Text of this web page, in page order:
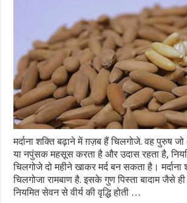
मर्दाना शक्ति बढ़ाने में ग़ज़ब हैं चिलगोजे. वह पुरुष
या नपुंसक महसूस करता है और उदास रहता है,
चिलगोजे दो महीने खाकर मर्द बन सकता है। मर्दाना
चिलगोजा रामबाण है. इसके गुण पिस्ता बादाम जैसे
नियमित सेवन से वीर्य की वृद्धि होती …